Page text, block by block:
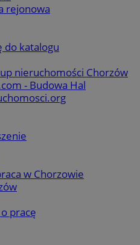
rejonowa
do katalogu
nieruchomości Chorzów
- Budowa Hal
w Chorzowie
pracę